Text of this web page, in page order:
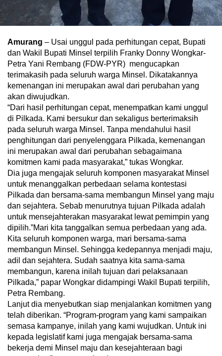
Amurang – Usai unggul pada perhitungan cepat, Bupati
dan Wakil Bupati Minsel terpilih Franky Donny Wongkar-
Petra Yani Rembang (FDW-PYR) mengucapkan
terimakasih pada seluruh warga Minsel. Dikatakannya
kemenangan ini merupakan awal dari perubahan yang
akan diwujudkan.
“Dari hasil perhitungan cepat, menempatkan kami unggul
di Pilkada. Kami bersukur dan sekaligus berterimaksih
pada seluruh warga Minsel. Tanpa mendahului hasil
penghitungan dari penyelenggara Pilkada, kemenangan
ini merupakan awal dari perubahan sebagaimana
komitmen kami pada masyarakat,” tukas Wongkar.
Dia juga mengajak seluruh komponen masyarakat Minsel
untuk menanggalkan perbedaan selama kontestasi
Pilkada dan bersama-sama membangun Minsel yang maju
dan sejahtera. Sebab menurutnya tujuan Pilkada adalah
untuk mensejahterakan masyarakat lewat pemimpin yang
dipilih.”Mari kita tanggalkan semua perbedaan yang ada.
Kita seluruh komponen warga, mari bersama-sama
membangun Minsel. Sehingga kedepannya menjadi maju,
adil dan sejahtera. Sudah saatnya kita sama-sama
membangun, karena inilah tujuan dari pelaksanaan
Pilkada,” papar Wongkar didampingi Wakil Bupati terpilih,
Petra Rembang.
Lanjut dia menyebutkan siap menjalankan komitmen yang
telah diberikan. “Program-program yang kami sampaikan
semasa kampanye, inilah yang kami wujudkan. Untuk ini
kepada legislatif kami juga mengajak bersama-sama
bekerja demi Minsel maju dan kesejahteraan bagi